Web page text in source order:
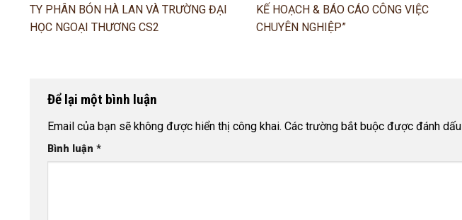
TY PHÂN BÓN HÀ LAN VÀ TRƯỜNG ĐẠI
HỌC NGOẠI THƯƠNG CS2
KẾ HOẠCH & BÁO CÁO CÔNG VIỆC
CHUYÊN NGHIỆP”
Để lại một bình luận
Email của bạn sẽ không được hiển thị công khai. Các trường bắt buộc được đánh dấu
Bình luận *